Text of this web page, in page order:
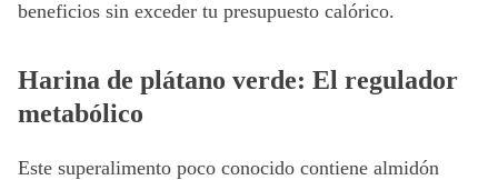
beneficios sin exceder tu presupuesto calórico.
Harina de plátano verde: El regulador
metabólico
Este superalimento poco conocido contiene almidón